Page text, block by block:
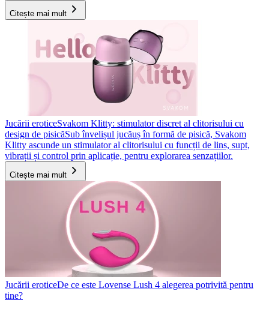
Citește mai mult
Jucării eroticeSvakom Klitty: stimulator discret al clitorisului cu
design de pisicăSub învelișul jucăuș în formă de pisică, Svakom
Klitty ascunde un stimulator al clitorisului cu funcții de lins, supt,
vibrații și control prin aplicație, pentru explorarea senzațiilor.
Citește mai mult
Jucării eroticeDe ce este Lovense Lush 4 alegerea potrivită pentru
tine?